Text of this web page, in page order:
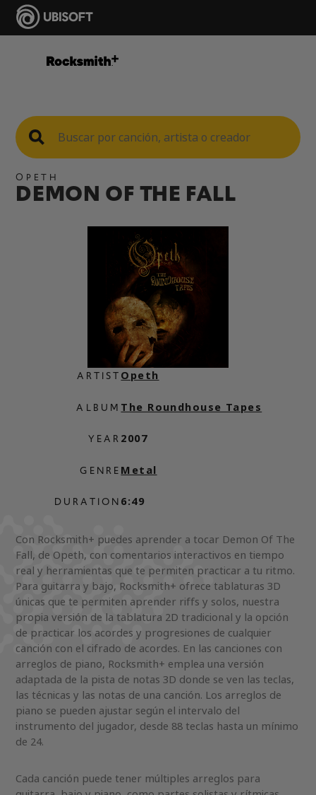
OPETH
DEMON OF THE FALL
ARTIST
ALBUM
YEAR
GENRE
DURATION
Opeth
The Roundhouse Tapes
2007
Metal
6:49
Con Rocksmith+ puedes aprender a tocar Demon Of The
Fall, de Opeth, con comentarios interactivos en tiempo
real y herramientas que te permiten practicar a tu ritmo.
Para guitarra y bajo, Rocksmith+ ofrece tablaturas 3D
únicas que te permiten aprender riffs y solos, nuestra
propia versión de la tablatura 2D tradicional y la opción
de practicar los acordes y progresiones de cualquier
canción con el cifrado de acordes. En las canciones con
arreglos de piano, Rocksmith+ emplea una versión
adaptada de la pista de notas 3D donde se ven las teclas,
las técnicas y las notas de una canción. Los arreglos de
piano se pueden ajustar según el intervalo del
instrumento del jugador, desde 88 teclas hasta un mínimo
de 24.
Cada canción puede tener múltiples arreglos para